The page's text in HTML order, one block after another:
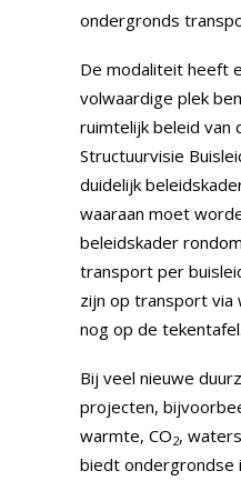
ondergronds
De modaliteit heeft
volwaardige plek
ruimtelijk beleid van
Structuurvisie
duidelijk
waaraan moet
beleidskader
transport per
zijn op transport
nog op de tekentafel.
Bij veel nieuwe
projecten,
warmte, CO2,
biedt ondergrondse